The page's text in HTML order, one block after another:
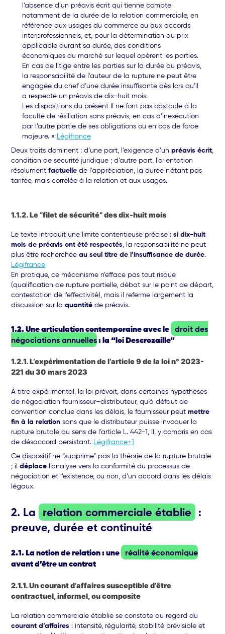
l’absence d’un préavis écrit qui tienne compte
notamment de la durée de la relation commerciale, en
référence aux usages du commerce ou aux accords
interprofessionnels, et, pour la détermination du prix
applicable durant sa durée, des conditions
économiques du marché sur lequel opèrent les parties.
En cas de litige entre les parties sur la durée du préavis,
la responsabilité de l’auteur de la rupture ne peut être
engagée du chef d’une durée insuffisante dès lors qu’il
a respecté un préavis de dix-huit mois.
Les dispositions du présent II ne font pas obstacle à la
faculté de résiliation sans préavis, en cas d’inexécution
par l’autre partie de ses obligations ou en cas de force
majeure. » Légifrance
Deux traits dominent : d’une part, l’exigence d’unpréavis écrit,
condition de sécurité juridique ; d’autre part, l’orientation
résolumentfactuelle de l’appréciation, la durée n’étant pas
tarifée, mais corrélée à la relation et aux usages.
1.1.2. Le “filet de sécurité” des dix-huit mois
Le texte introduit une limite contentieuse précise :si dix-huit
mois de préavis ont été respectés, la responsabilité ne peut
plus être recherchéeau seul titre de l’insuffisance de durée.
Légifrance
En pratique, ce mécanisme n’efface pas tout risque
(qualification de rupture partielle, débat sur le point de départ,
contestation de l’effectivité), mais il referme largement la
discussion sur laquantité de préavis.
1.2. Une articulation contemporaine avec le
droit des
négociations annuelles: la “loi Descrozaille”
1.2.1. L’expérimentation de l’article 9 de la loi n° 2023-
221 du 30 mars 2023
À titre expérimental, la loi prévoit, dans certaines hypothèses
de négociation fournisseur–distributeur, qu’à défaut de
convention conclue dans les délais, le fournisseur peutmettre
fin à la relation sans que le distributeur puisse invoquer la
rupture brutale au sens de l’article L. 442-1, II, y compris en cas
de désaccord persistant. Légifrance+1
Ce dispositif ne “supprime” pas la théorie de la rupture brutale
; ildéplace l’analyse vers la conformité du processus de
négociation et l’existence, ou non, d’un accord dans les délais
légaux.
2. La relation commerciale établie
:
preuve, durée et continuité
2.1. La notion de relation : une
réalité économique
avant d’être un contrat
2.1.1. Un courant d’affaires susceptible d’être
contractuel, informel, ou composite
La relation commerciale établie se constate au regard du
courant d’affaires : intensité, régularité, stabilité prévisible et